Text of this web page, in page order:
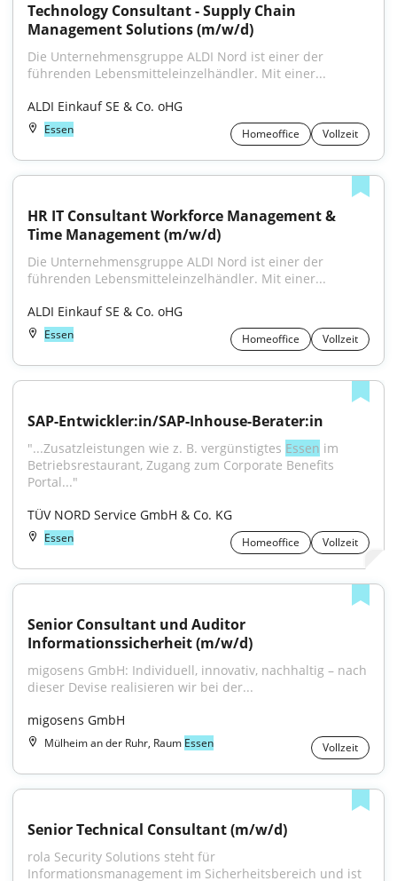
Technology Consultant - Supply Chain
Management Solutions (m/w/d)
Die Unternehmensgruppe ALDI Nord ist einer der
führenden Lebensmitteleinzelhändler. Mit einer...
ALDI Einkauf SE & Co. oHG
Essen Homeoffice Vollzeit
HR IT Consultant Workforce Management &
Time Management (m/w/d)
Die Unternehmensgruppe ALDI Nord ist einer der
führenden Lebensmitteleinzelhändler. Mit einer...
ALDI Einkauf SE & Co. oHG
Essen Homeoffice Vollzeit
SAP-Entwickler:in/SAP-Inhouse-Berater:in
"...Zusatzleistungen wie z. B. vergünstigtes Essen im
Betriebsrestaurant, Zugang zum Corporate Benefits
Portal..."
TÜV NORD Service GmbH & Co. KG
Essen Homeoffice Vollzeit
Senior Consultant und Auditor
Informationssicherheit (m/w/d)
migosens GmbH: Individuell, innovativ, nachhaltig – nach
dieser Devise realisieren wir bei der...
migosens GmbH
Mülheim an der Ruhr, Raum Essen Vollzeit
Senior Technical Consultant (m/w/d)
rola Security Solutions steht für
Informationsmanagement im Sicherheitsbereich und ist